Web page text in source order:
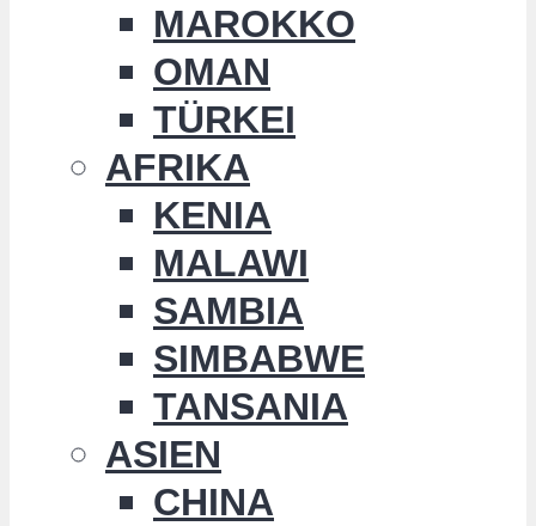
MAROKKO
OMAN
TÜRKEI
AFRIKA
KENIA
MALAWI
SAMBIA
SIMBABWE
TANSANIA
ASIEN
CHINA